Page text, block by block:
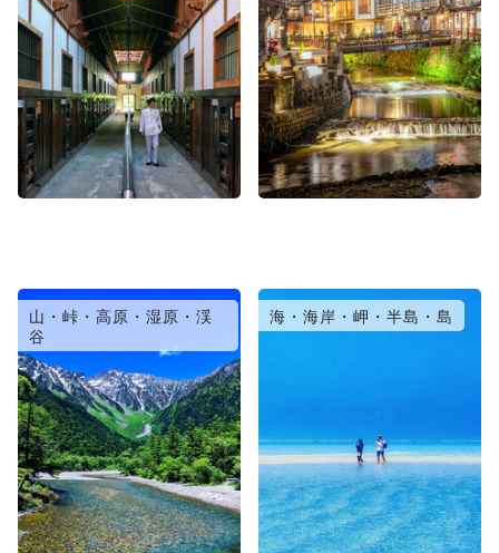
山・峠・高原・湿原・渓
谷
海・海岸・岬・半島・島